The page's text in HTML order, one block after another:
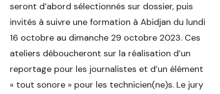
seront d’abord sélectionnés sur dossier, puis
invités à suivre une formation à Abidjan du lundi
16 octobre au dimanche 29 octobre 2023. Ces
ateliers déboucheront sur la réalisation d’un
reportage pour les journalistes et d’un élément
« tout sonore » pour les technicien(ne)s. Le jury